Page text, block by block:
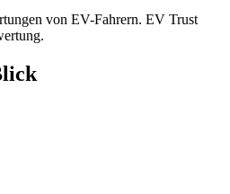
von EV-Fahrern. EV Trust